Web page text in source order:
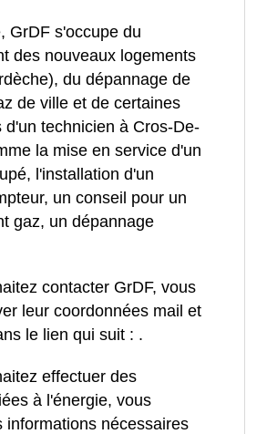
GrDF s'occupe du
des nouveaux logements
du dépannage de
de ville et de certaines
d'un technicien à Cros-De-
la mise en service d'un
l'installation d'un
un conseil pour un
gaz, un dépannage
contacter GrDF, vous
leur coordonnées mail et
le lien qui suit : .
effectuer des
à l'énergie, vous
informations nécessaires